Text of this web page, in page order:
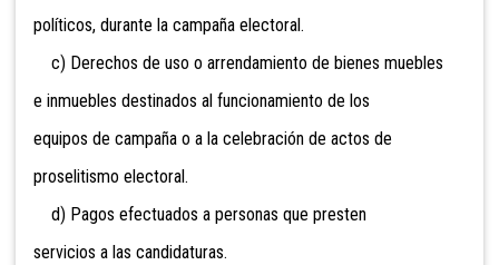
políticos, durante la campaña electoral.
c) Derechos de uso o arrendamiento de bienes muebles
e inmuebles destinados al funcionamiento de los
equipos de campaña o a la celebración de actos de
proselitismo electoral.
d) Pagos efectuados a personas que presten
servicios a las candidaturas.